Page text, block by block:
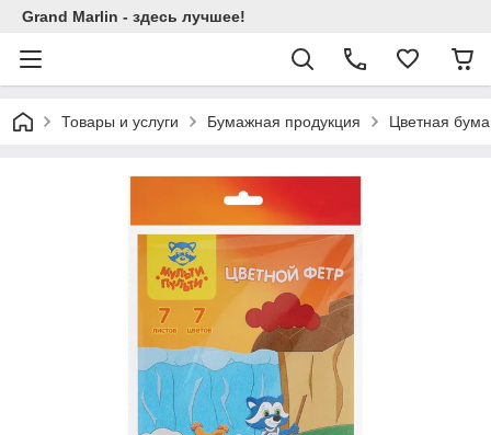
Grand Marlin - здесь лучшее!
Товары и услуги Бумажная продукция Цветная